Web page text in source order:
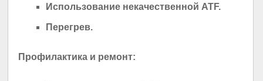
Использование некачественной ATF.
Перегрев.
Профилактика и ремонт: